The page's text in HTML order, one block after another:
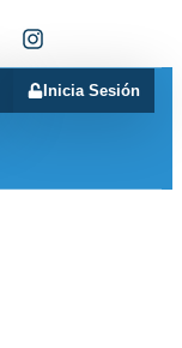
Inicia Sesión